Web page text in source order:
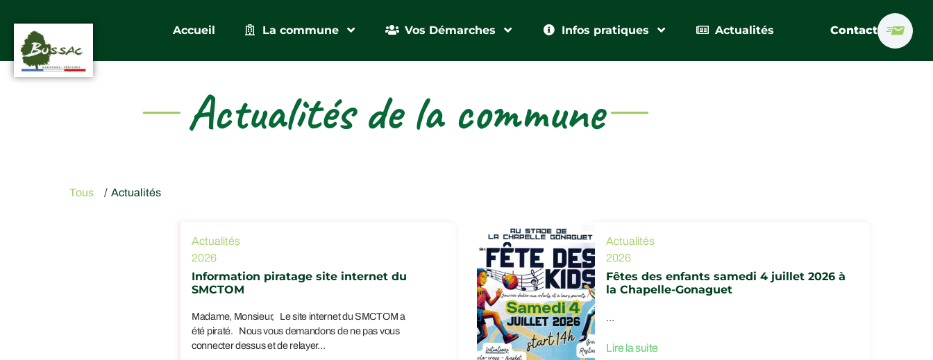
Accueil La commune Vos Démarches Infos pratiques Actualités Contact
Actualités de la commune
Tous / Actualités
Actualités
2026
Information piratage site internet du
SMCTOM
Madame, Monsieur, Le site internet du SMCTOM a
été piraté. Nous vous demandons de ne pas vous
connecter dessus et de relayer…
Actualités
2026
Fêtes des enfants samedi 4 juillet 2026 à
la Chapelle-Gonaguet
…
Lire la suite